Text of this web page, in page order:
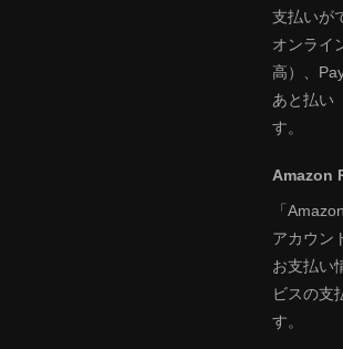
支払いが
オンライ
高）、
あと払い
す。
Amazon
「
アカウン
お支払い
ビスの支
す。